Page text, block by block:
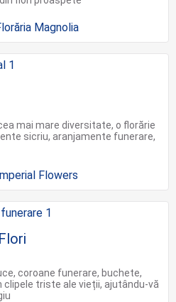
mai mare diversitate, o florărie
sicriu, aranjamente funerare,
coroane funerare, buchete,
clipele triste ale vieții, ajutându-vă